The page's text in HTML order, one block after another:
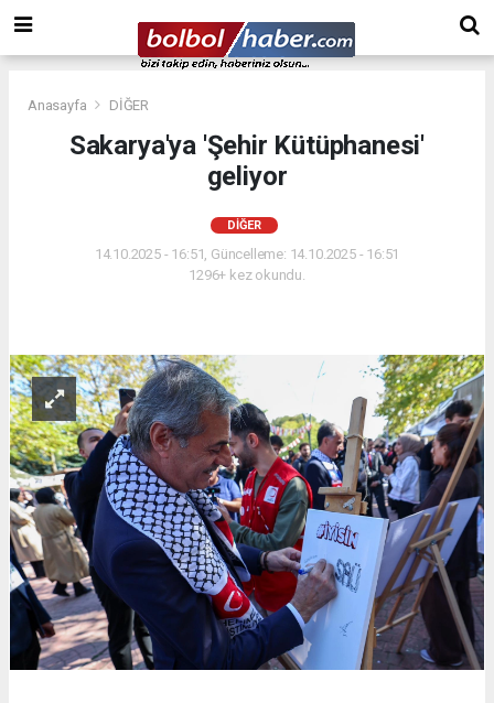
Anasayfa DİĞER
Sakarya'ya 'Şehir Kütüphanesi'
geliyor
DİĞER
14.10.2025 - 16:51, Güncelleme: 14.10.2025 - 16:51
1296+ kez okundu.